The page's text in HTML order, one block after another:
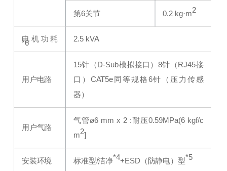
第6关节 0.2 kg·m2
电机功耗
*6 2.5 kVA
用户电路
15针（D-Sub模拟接口） 8针（RJ45接
口）CAT5e同等规格6针（压力传感
器）
用户气路
气管ø6 mm x 2 :耐压0.59MPa(6 kgf/c
m2]
安装环境 标准型/洁净*4+ESD（防静电）型*5